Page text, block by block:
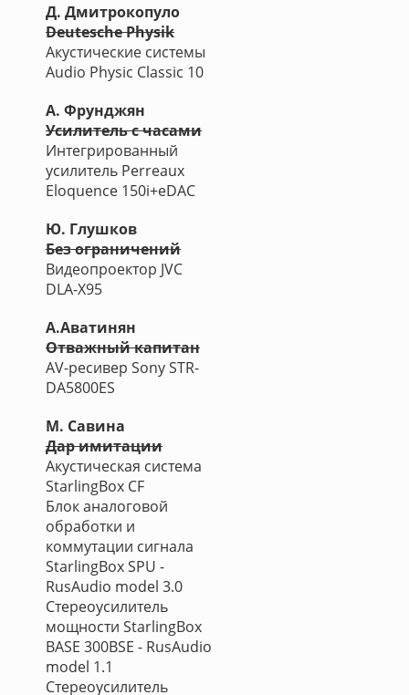
Д. Дмитрокопуло
Deutesche Physik
Акустические системы
Audio Physic Classic 10
А. Фрунджян
Усилитель с часами
Интегрированный
усилитель Perreaux
Eloquence 150i+eDAC
Ю. Глушков
Без ограничений
Видеопроектор JVC
DLA-X95
А.Аватинян
Отважный капитан
AV-ресивер Sony STR-
DA5800ES
М. Савина
Дар имитации
Акустическая система
StarlingBox CF
Блок аналоговой
обработки и
коммутации сигнала
StarlingBox SPU -
RusAudio model 3.0
Стереоусилитель
мощности StarlingBox
BASE 300BSE - RusAudio
model 1.1
Стереоусилитель